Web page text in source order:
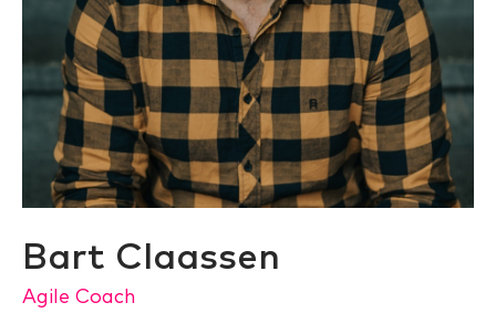
Bart Claassen
Agile Coach